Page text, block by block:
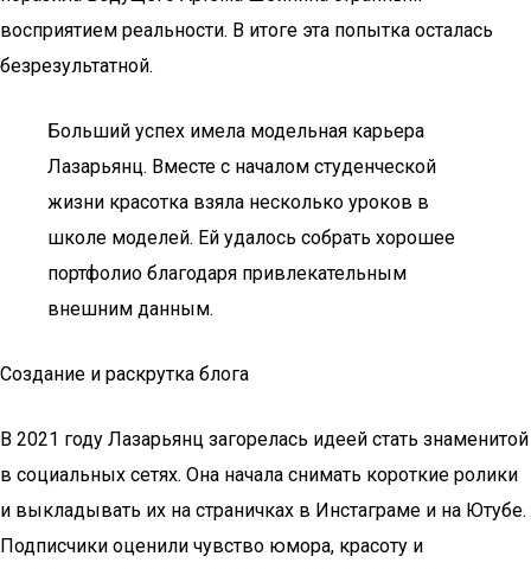
восприятием реальности. В итоге эта попытка осталась
безрезультатной.
Больший успех имела модельная карьера
Лазарьянц. Вместе с началом студенческой
жизни красотка взяла несколько уроков в
школе моделей. Ей удалось собрать хорошее
портфолио благодаря привлекательным
внешним данным.
Создание и раскрутка блога
В 2021 году Лазарьянц загорелась идеей стать знаменитой
в социальных сетях. Она начала снимать короткие ролики
и выкладывать их на страничках в Инстаграме и на Ютубе.
Подписчики оценили чувство юмора, красоту и